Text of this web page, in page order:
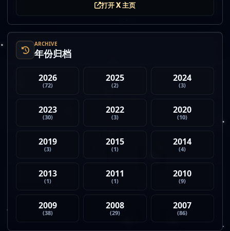
打开 X 主页
ARCHIVE
年份归档
2026
(72)
2025
(2)
2024
(3)
2023
(30)
2022
(3)
2020
(10)
2019
(3)
2015
(1)
2014
(4)
2013
(1)
2011
(1)
2010
(9)
2009
(38)
2008
(29)
2007
(86)